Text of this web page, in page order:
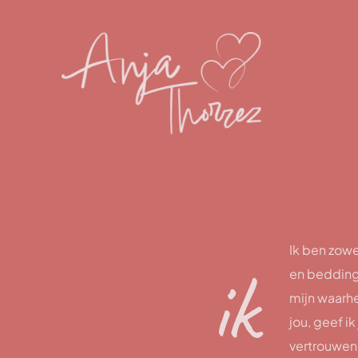
ik
Ik ben
en
mijn
jou, geef